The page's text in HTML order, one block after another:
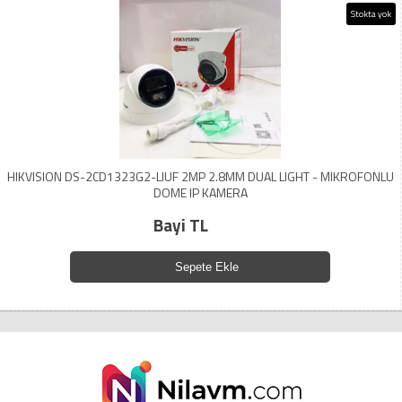
Stokta yok
HIKVISION DS-2CD1323G2-LIUF 2MP 2.8MM DUAL LIGHT - MIKROFONLU
DOME IP KAMERA
Bayi TL
Sepete Ekle